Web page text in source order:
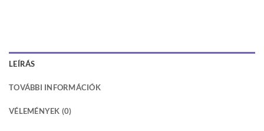
LEÍRÁS
TOVÁBBI INFORMÁCIÓK
VÉLEMÉNYEK (0)